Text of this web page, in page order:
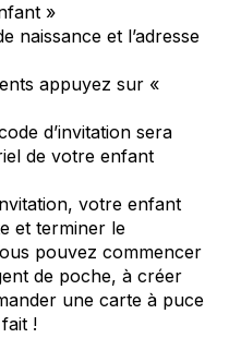
»
naissance et l’adresse
appuyez sur «
d’invitation sera
de votre enfant
votre enfant
et terminer le
pouvez commencer
de poche, à créer
une carte à puce
!